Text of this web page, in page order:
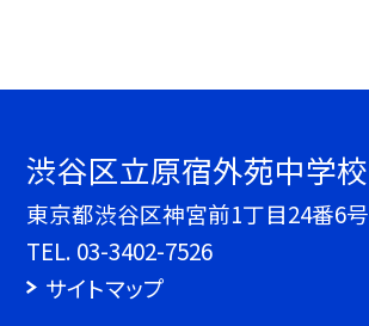
渋谷区立原宿外苑中学校
東京都渋谷区神宮前1丁目24番6号
TEL. 03-3402-7526
サイトマップ